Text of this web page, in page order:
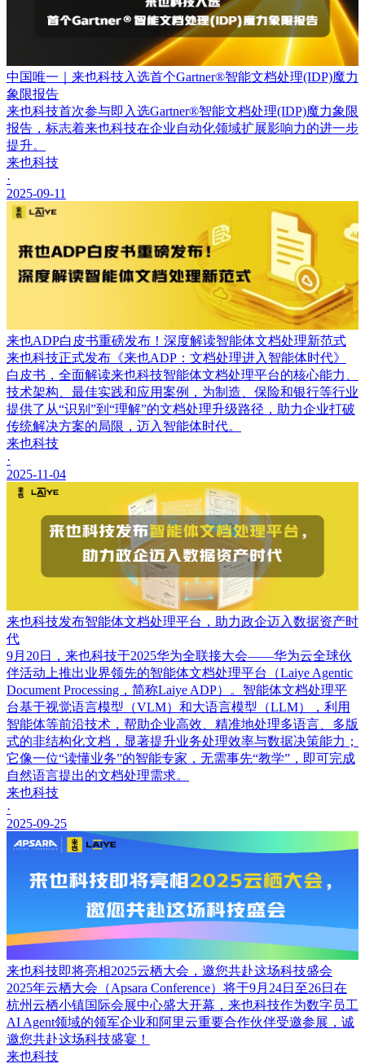
中国唯一｜来也科技入选首个Gartner®智能文档处理(IDP)魔力
象限报告
来也科技首次参与即入选Gartner®智能文档处理(IDP)魔力象限
报告，标志着来也科技在企业自动化领域扩展影响力的进一步
提升。
来也科技
·
2025-09-11
来也ADP白皮书重磅发布！深度解读智能体文档处理新范式
来也科技正式发布《来也ADP：文档处理进入智能体时代》
白皮书，全面解读来也科技智能体文档处理平台的核心能力、
技术架构、最佳实践和应用案例，为制造、保险和银行等行业
提供了从“识别”到“理解”的文档处理升级路径，助力企业打破
传统解决方案的局限，迈入智能体时代。
来也科技
·
2025-11-04
来也科技发布智能体文档处理平台，助力政企迈入数据资产时
代
9月20日，来也科技于2025华为全联接大会——华为云全球伙
伴活动上推出业界领先的智能体文档处理平台（Laiye Agentic
Document Processing，简称Laiye ADP）。智能体文档处理平
台基于视觉语言模型（VLM）和大语言模型（LLM），利用
智能体等前沿技术，帮助企业高效、精准地处理多语言、多版
式的非结构化文档，显著提升业务处理效率与数据决策能力；
它像一位“读懂业务”的智能专家，无需事先“教学”，即可完成
自然语言提出的文档处理需求。
来也科技
·
2025-09-25
来也科技即将亮相2025云栖大会，邀您共赴这场科技盛会
2025年云栖大会（Apsara Conference）将于9月24日至26日在
杭州云栖小镇国际会展中心盛大开幕，来也科技作为数字员工
AI Agent领域的领军企业和阿里云重要合作伙伴受邀参展，诚
邀您共赴这场科技盛宴！
来也科技